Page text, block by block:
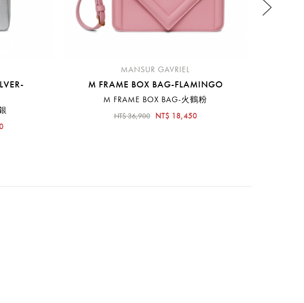
引，請瀏覽
購物流程說
MANSUR GAVRIEL
M FRAME BOX BAG-FLAMINGO
M FRAME BOX BAG-火鶴粉
NT$ 36,900 NT$ 18,450